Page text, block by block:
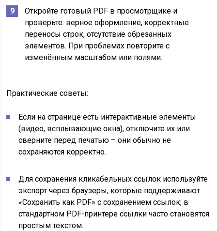
Откройте готовый PDF в просмотрщике и
проверьте: верное оформление, корректные
переносы строк, отсутствие обрезанных
элементов. При проблемах повторите с
изменённым масштабом или полями.
Практические советы:
Если на странице есть интерактивные элементы
(видео, всплывающие окна), отключите их или
сверните перед печатью – они обычно не
сохраняются корректно.
Для сохранения кликабельных ссылок используйте
экспорт через браузеры, которые поддерживают
«Сохранить как PDF» с сохранением ссылок; в
стандартном PDF-принтере ссылки часто становятся
простым текстом.